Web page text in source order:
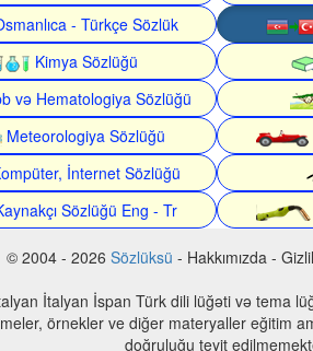
- Türkçe Sözlük
Kimya Sözlüğü
və Hematologiya Sözlüğü
Meteorologiya Sözlüğü
İnternet Sözlüğü
Sözlüğü Eng - Tr
© 2004 - 2026 Sözlüksü - Hakkımızda -
İtalyan İspan Türk dili lüğəti və tema
örnekler ve diğer materyaller eğitim
doğruluğu teyit